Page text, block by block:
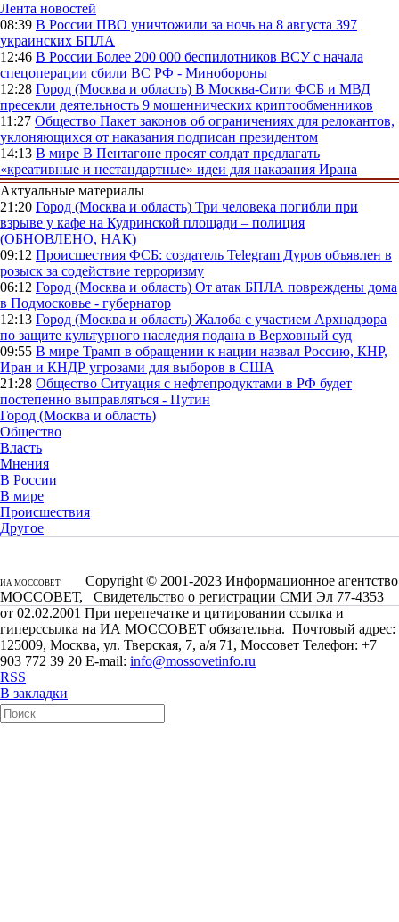
Лента новостей
08:39 В России ПВО уничтожили за ночь на 8 августа 397
украинских БПЛА
12:46 В России Более 200 000 беспилотников ВСУ с начала
спецоперации сбили ВС РФ - Минобороны
12:28 Город (Москва и область) В Москва-Сити ФСБ и МВД
пресекли деятельность 9 мошеннических криптообменников
11:27 Общество Пакет законов об ограничениях для релокантов,
уклоняющихся от наказания подписан президентом
14:13 В мире В Пентагоне просят солдат предлагать
«креативные и нестандартные» идеи для наказания Ирана
Актуальные материалы
21:20 Город (Москва и область) Три человека погибли при
взрыве у кафе на Кудринской площади – полиция
(ОБНОВЛЕНО, НАК)
09:12 Происшествия ФСБ: создатель Telegram Дуров объявлен в
розыск за содействие терроризму
06:12 Город (Москва и область) От атак БПЛА повреждены дома
в Подмосковье - губернатор
12:13 Город (Москва и область) Жалоба с участием Архнадзора
по защите культурного наследия подана в Верховный суд
09:55 В мире Трамп в обращении к нации назвал Россию, КНР,
Иран и КНДР угрозами для выборов в США
21:28 Общество Ситуация с нефтепродуктами в РФ будет
постепенно выправляться - Путин
Город (Москва и область)
Общество
Власть
Мнения
В России
В мире
Происшествия
Другое
ИА МОССОВЕТ
Copyright © 2001-2023 Информационное агентство
МОССОВЕТ, Свидетельство о регистрации СМИ Эл 77-4353
от 02.02.2001 При перепечатке и цитировании ссылка и
гиперссылка на ИА МОССОВЕТ обязательна. Почтовый адрес:
125009, Москва, ул. Тверская, 7, а/я 71, Моссовет Телефон: +7
903 772 39 20 E-mail: info@mossovetinfo.ru
RSS
В закладки